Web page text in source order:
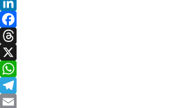
LinkedIn
Facebook
Threads
X
WhatsApp
Telegram